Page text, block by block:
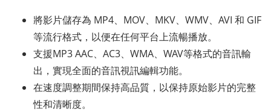
將影片儲存為 MP4、MOV、MKV、WMV、AVI 和 GIF
等流行格式，以便在任何平台上流暢播放。
支援MP3 AAC、AC3、WMA、WAV等格式的音訊輸
出，實現全面的音訊視訊編輯功能。
在速度調整期間保持高品質，以保持原始影片的完整
性和清晰度。